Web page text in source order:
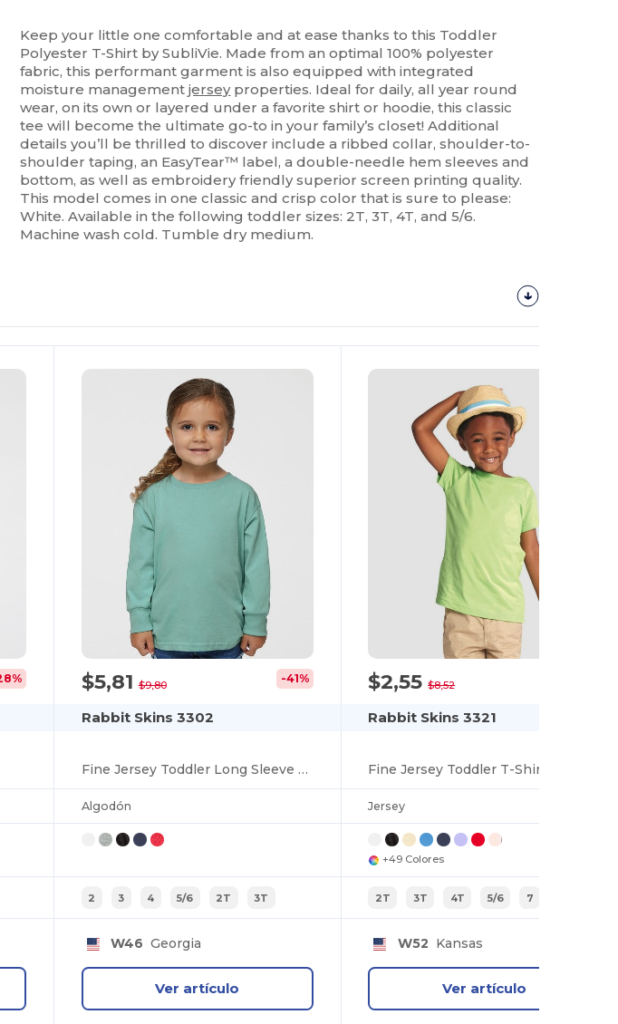
Keep your little one comfortable and at ease thanks to this Toddler
Polyester T-Shirt by SubliVie. Made from an optimal 100% polyester
fabric, this performant garment is also equipped with integrated
moisture managementjerseyproperties. Ideal for daily, all year round
wear, on its own or layered under a favorite shirt or hoodie, this classic
tee will become the ultimate go-to in your family’s closet! Additional
details you’ll be thrilled to discover include a ribbed collar, shoulder-to-
shoulder taping, an EasyTear™ label, a double-needle hem sleeves and
bottom, as well as embroidery friendly superior screen printing quality.
This model comes in one classic and crisp color that is sure to please:
White. Available in the following toddler sizes: 2T, 3T, 4T, and 5/6.
Machine wash cold. Tumble dry medium.
$5,81$9,80 -41%
Rabbit Skins 3302
Fine Jersey Toddler Long Sleeve T-Shirt
Algodón
2 3 4 5/6 2T 3T
W46 Georgia
Ver artículo
$2,55$8,52
Rabbit Skins 3321
Fine Jersey Toddler T-Shirt
Jersey
+49 Colores
2T 3T 4T 5/6 7
W52 Kansas
Ver artículo